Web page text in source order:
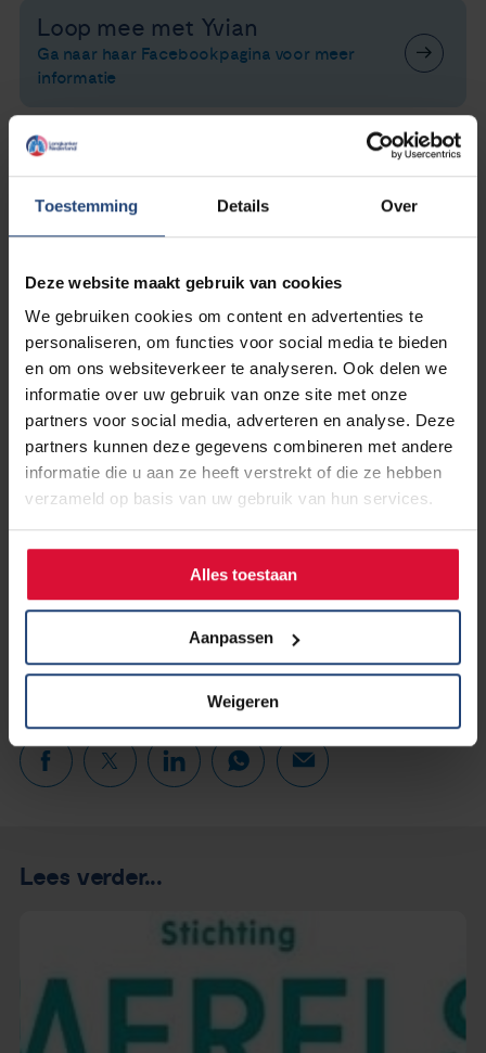
Toestemming Details Over
Deze website maakt gebruik van cookies
We gebruiken cookies om content en advertenties te
personaliseren, om functies voor social media te bieden
en om ons websiteverkeer te analyseren. Ook delen we
informatie over uw gebruik van onze site met onze
partners voor social media, adverteren en analyse. Deze
partners kunnen deze gegevens combineren met andere
informatie die u aan ze heeft verstrekt of die ze hebben
verzameld op basis van uw gebruik van hun services.
Alles toestaan
Aanpassen
Weigeren
Loop mee met Yvian
Ga naar haar Facebookpagina voor meer
informatie
Help mee en collecteer voor
Longkanker Nederland
Maak net als Yvian jouw eigen collectebus
aan
Lees verder...